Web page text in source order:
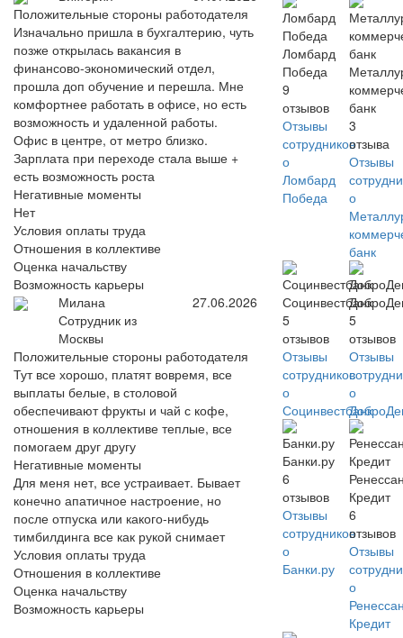
Положительные стороны работодателя
Изначально пришла в бухгалтерию, чуть
позже открылась вакансия в
финансово-экономический отдел,
прошла доп обучение и перешла. Мне
комфортнее работать в офисе, но есть
возможность и удаленной работы.
Офис в центре, от метро близко.
Зарплата при переходе стала выше +
есть возможность роста
Негативные моменты
Нет
Условия оплаты труда
Отношения в коллективе
Оценка начальству
Возможность карьеры
Милана
Сотрудник из
Москвы
27.06.2026
Положительные стороны работодателя
Тут все хорошо, платят вовремя, все
выплаты белые, в столовой
обеспечивают фрукты и чай с кофе,
отношения в коллективе теплые, все
помогаем друг другу
Негативные моменты
Для меня нет, все устраивает. Бывает
конечно апатичное настроение, но
после отпуска или какого-нибудь
тимбилдинга все как рукой снимает
Условия оплаты труда
Отношения в коллективе
Оценка начальству
Возможность карьеры
Ломбард
Победа
9
отзывов
Отзывы
сотрудников
о
Ломбард
Победа
банк
3
отзыва
Отзывы
о
банк
Социнвестбанк
5
отзывов
Отзывы
сотрудников
о
Социнвестбанк
5
отзывов
Отзывы
о
Банки.ру
6
отзывов
Отзывы
сотрудников
о
Банки.ру
Кредит
6
отзывов
Отзывы
о
Кредит